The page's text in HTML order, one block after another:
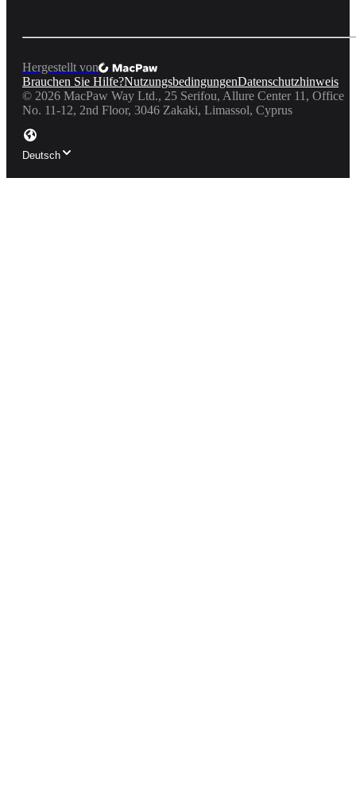
Hergestellt von
Brauchen Sie Hilfe?NutzungsbedingungenDatenschutzhinweis
© 2026 MacPaw Way Ltd., 25 Serifou, Allure Center 11, Office
No. 11-12, 2nd Floor, 3046 Zakaki, Limassol, Cyprus
Deutsch